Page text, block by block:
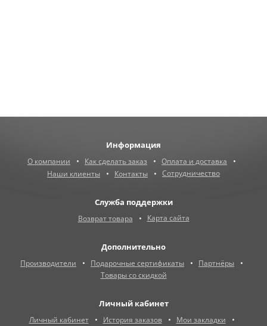
Информация
О компании Как сделать заказ
Оплата и доставка
Наши клиенты
Контакты Сотрудничество
Служба поддержки
Возврат товара Карта сайта
Дополнительно
Производители Подарочные сертификаты
Партнёры
Товары со скидкой
Личный кабинет
Личный кабинет История заказов
Мои закладки